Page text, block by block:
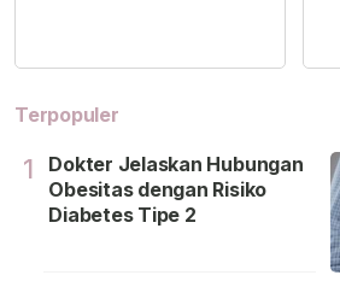
Terpopuler
1
Dokter Jelaskan Hubungan
Obesitas dengan Risiko
Diabetes Tipe 2